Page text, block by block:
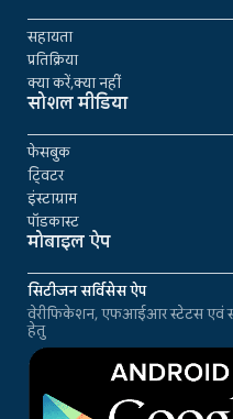
सहायता
प्रतिक्रिया
क्या करें,क्या नहीं
सोशल मीडिया
फेसबुक
ट्विटर
इंस्टाग्राम
पॉडकास्ट
मोबाइल ऐप
सिटीजन सर्विसेस ऐप
वेरीफिकेशन, एफआईआर स्टेटस एवं
हेतु